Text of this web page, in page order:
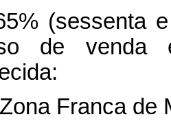
(sessenta
de venda
Franca de